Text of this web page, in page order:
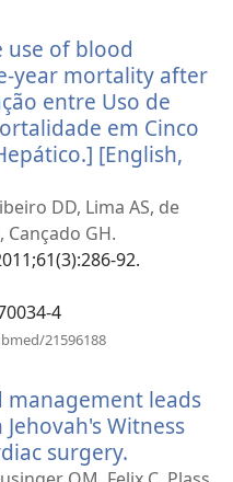
вікні)
use of blood
year mortality after
entre Uso de
em Cinco
[English,
DD, Lima AS, de
GH.
92.
4
21596188
вікні) leads
Witness
surgery.